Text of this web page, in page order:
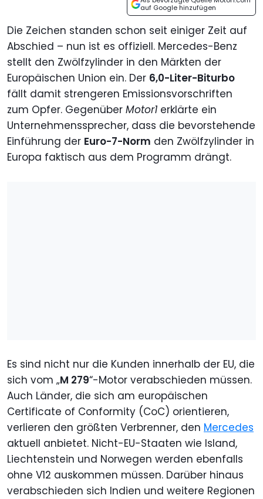
auf Google hinzufügen
Die Zeichen standen schon seit einiger Zeit auf
Abschied – nun ist es offiziell. Mercedes-Benz
stellt den Zwölfzylinder in den Märkten der
Europäischen Union ein. Der 6,0-Liter-Biturbo
fällt damit strengeren Emissionsvorschriften
zum Opfer. Gegenüber Motor1 erklärte ein
Unternehmenssprecher, dass die bevorstehende
Einführung der Euro-7-Norm den Zwölfzylinder in
Europa faktisch aus dem Programm drängt.
Es sind nicht nur die Kunden innerhalb der EU, die
sich vom „M 279“-Motor verabschieden müssen.
Auch Länder, die sich am europäischen
Certificate of Conformity (CoC) orientieren,
verlieren den größten Verbrenner, den Mercedes
aktuell anbietet. Nicht-EU-Staaten wie Island,
Liechtenstein und Norwegen werden ebenfalls
ohne V12 auskommen müssen. Darüber hinaus
verabschieden sich Indien und weitere Regionen